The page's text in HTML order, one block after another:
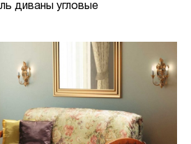
диваны угловые